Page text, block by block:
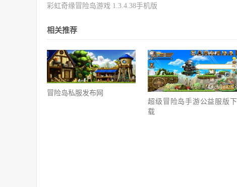
彩虹奇缘冒险岛游戏 1.3.4.38手机版
相关推荐
冒险岛私服发布网
超级冒险岛手游公益服版下
载